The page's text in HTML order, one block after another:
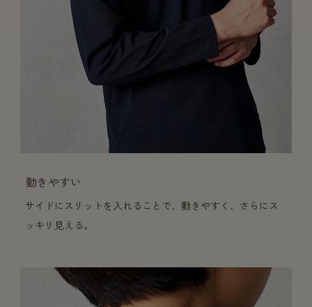
動きやすい
サイドにスリットを入れることで、動きやすく、さらにス
ッキリ見える。